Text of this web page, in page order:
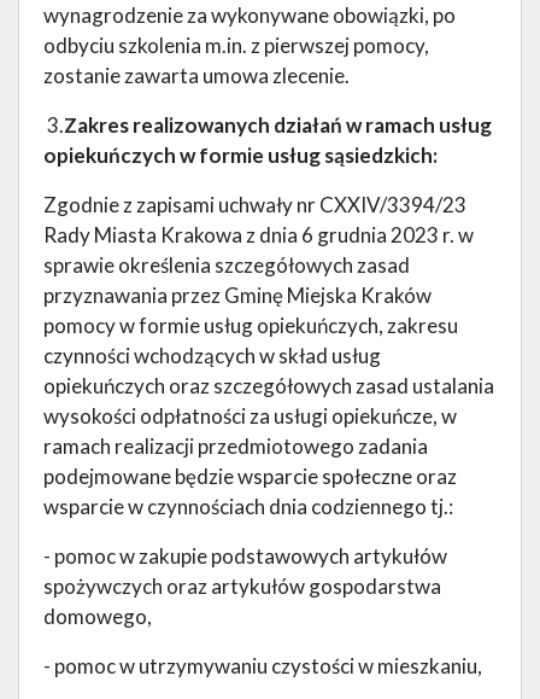
wynagrodzenie za wykonywane obowiązki, po
odbyciu szkolenia m.in. z pierwszej pomocy,
zostanie zawarta umowa zlecenie.
3.Zakres realizowanych działań w ramach usług
opiekuńczych w formie usług sąsiedzkich:
Zgodnie z zapisami uchwały nr CXXIV/3394/23
Rady Miasta Krakowa z dnia 6 grudnia 2023 r. w
sprawie określenia szczegółowych zasad
przyznawania przez Gminę Miejska Kraków
pomocy w formie usług opiekuńczych, zakresu
czynności wchodzących w skład usług
opiekuńczych oraz szczegółowych zasad ustalania
wysokości odpłatności za usługi opiekuńcze, w
ramach realizacji przedmiotowego zadania
podejmowane będzie wsparcie społeczne oraz
wsparcie w czynnościach dnia codziennego tj.:
- pomoc w zakupie podstawowych artykułów
spożywczych oraz artykułów gospodarstwa
domowego,
- pomoc w utrzymywaniu czystości w mieszkaniu,